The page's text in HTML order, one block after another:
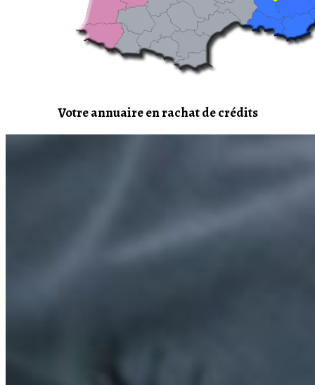
Votre annuaire en rachat de crédits